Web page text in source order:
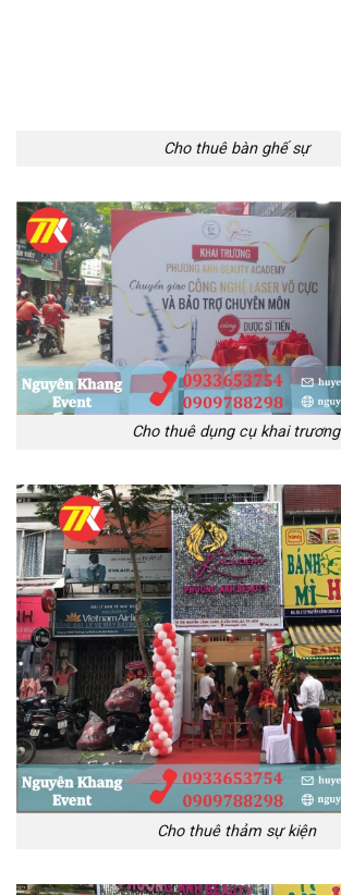
Cho thuê bàn ghế sự
Cho thuê dụng cụ khai trương
Cho thuê thảm sự kiện